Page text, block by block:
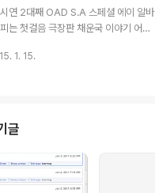
Days 3기: 본인 사진으로 이탸샤
Game No Life 농림: 토마토 농사.
르잖아요 아자젤씨 부르잖아요 아자
연 2대째 OAD S.A 스페셜 에이 알바
는 첫걸음 극장판 채운국 이야기 어떤
그날 본 꽃의 이름을 우리는 아직 모
기대했지만... 중2병이라도 사랑이 하
큼 재밌지는 않다. 기어와라! 냐루코양
한 내일로부터 로젠 메이든 (2013) 데
얀 마음 백구 Myself;Yourself 킹덤 스
킹덤 2기 은수저 마법사에게 소중한 ..
1. 15.
글